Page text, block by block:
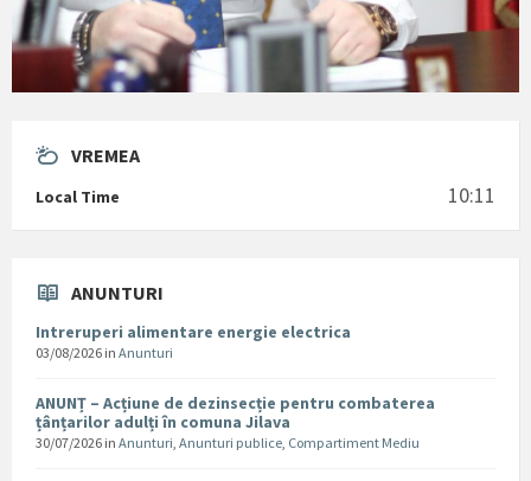
VREMEA
Local Time 10:11
ANUNTURI
Intreruperi alimentare energie electrica
03/08/2026 in Anunturi
ANUNȚ – Acțiune de dezinsecție pentru combaterea
țânțarilor adulți în comuna Jilava
30/07/2026 in Anunturi, Anunturi publice, Compartiment Mediu